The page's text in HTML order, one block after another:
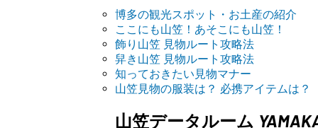
博多の観光スポット・お土産の紹介
ここにも山笠！あそこにも山笠！
飾り山笠 見物ルート攻略法
舁き山笠 見物ルート攻略法
知っておきたい見物マナー
山笠見物の服装は？ 必携アイテムは？
山笠データルーム